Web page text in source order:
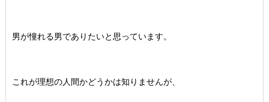
男が憧れる男でありたいと思っています。
これが理想の人間かどうかは知りませんが、